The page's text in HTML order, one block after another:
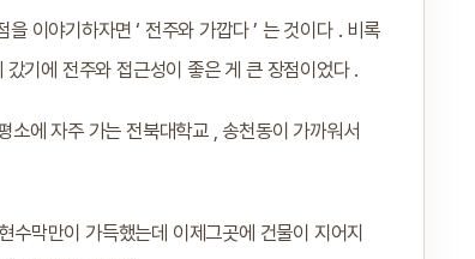
이야기하자면 ‘ 전주와 가깝다 ’ 는 것이다 . 비록
기에 전주와 접근성이 좋은 게 큰 장점이었다 .
에 자주 가는 전북대학교 , 송천동이 가까워서
수막만이 가득했는데 이제그곳에 건물이 지어지